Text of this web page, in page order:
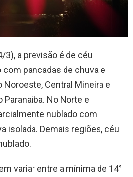
a previsão é de céu
pancadas de chuva e
Noroeste, Central Mineira e
No Norte e
nublado com
isolada. Demais regiões, céu
variar entre a mínima de 14°